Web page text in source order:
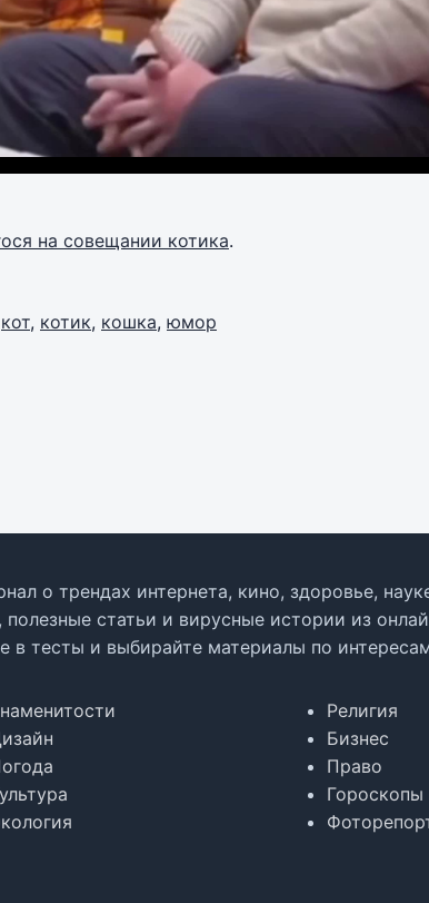
на совещании котика.
кот, котик, кошка, юмор
о трендах интернета, кино, здоровье,
статьи и вирусные истории из
в тесты и выбирайте материалы по
Религия
Бизнес
Право
Гороскопы